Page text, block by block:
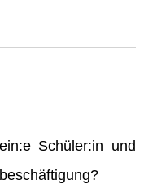
Schüler:in und